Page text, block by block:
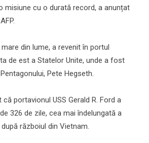
misiune cu o durată record, a anunțat
din lume, a revenit în portul
de est a Statelor Unite, unde a fost
Pete Hegseth.
portavionul USS Gerald R. Ford a
326 de zile, cea mai îndelungată a
războiul din Vietnam.